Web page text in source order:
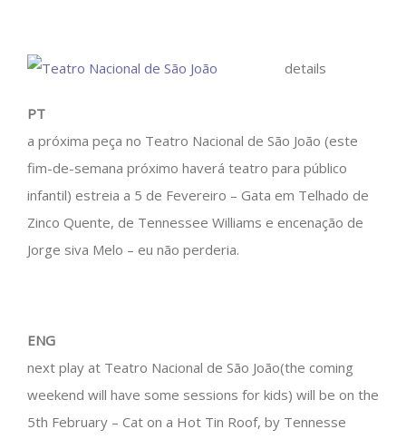
details
PT
a próxima peça no Teatro Nacional de São João (este
fim-de-semana próximo haverá teatro para público
infantil) estreia a 5 de Fevereiro – Gata em Telhado de
Zinco Quente, de Tennessee Williams e encenação de
Jorge siva Melo – eu não perderia.
ENG
next play at Teatro Nacional de São João(the coming
weekend will have some sessions for kids) will be on the
5th February – Cat on a Hot Tin Roof, by Tennesse